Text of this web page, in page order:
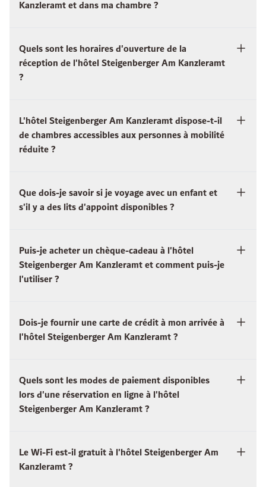
Kanzleramt et dans ma chambre ?
Quels sont les horaires d'ouverture de la
réception de l'hôtel Steigenberger Am Kanzleramt
?
L'hôtel Steigenberger Am Kanzleramt dispose-t-il
de chambres accessibles aux personnes à mobilité
réduite ?
Que dois-je savoir si je voyage avec un enfant et
s'il y a des lits d'appoint disponibles ?
Puis-je acheter un chèque-cadeau à l'hôtel
Steigenberger Am Kanzleramt et comment puis-je
l'utiliser ?
Dois-je fournir une carte de crédit à mon arrivée à
l'hôtel Steigenberger Am Kanzleramt ?
Quels sont les modes de paiement disponibles
lors d'une réservation en ligne à l'hôtel
Steigenberger Am Kanzleramt ?
Le Wi-Fi est-il gratuit à l'hôtel Steigenberger Am
Kanzleramt ?